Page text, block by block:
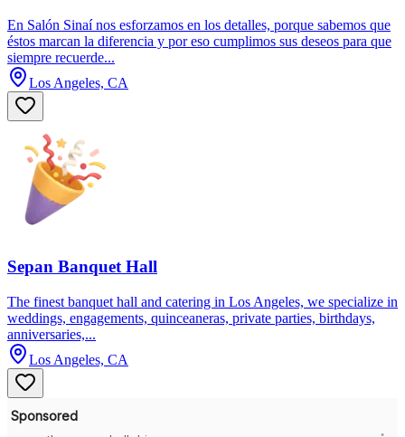
En Salón Sinaí nos esforzamos en los detalles, porque sabemos que
éstos marcan la diferencia y por eso cumplimos sus deseos para que
siempre recuerde...
Los Angeles, CA
Sepan Banquet Hall
The finest banquet hall and catering in Los Angeles, we specialize in
weddings, engagements, quinceaneras, private parties, birthdays,
anniversaries,...
Los Angeles, CA